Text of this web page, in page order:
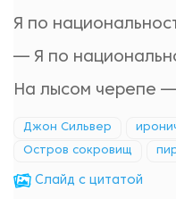
Я по
— Я по
На лысом черепе
Джон Сильвер
Остров сокровищ
Cлайд с цитатой